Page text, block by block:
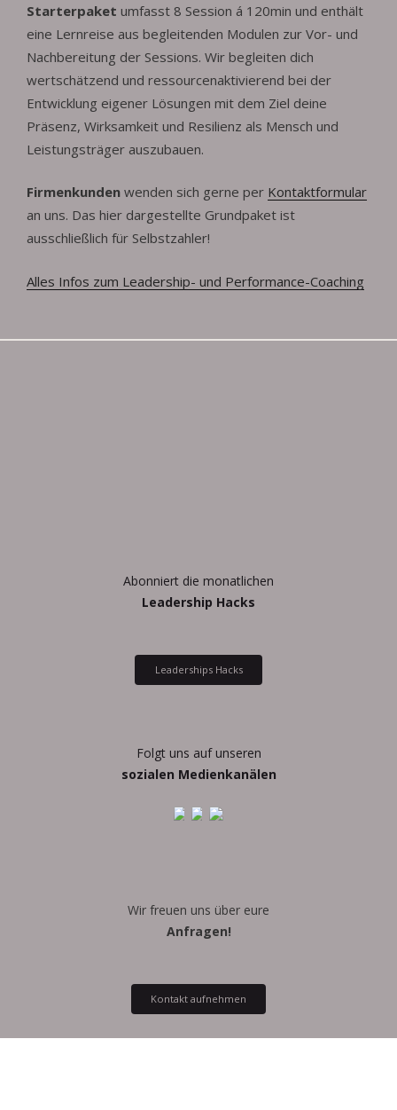
Starterpaket umfasst 8 Session á 120min und enthält
eine Lernreise aus begleitenden Modulen zur Vor- und
Nachbereitung der Sessions. Wir begleiten dich
wertschätzend und ressourcenaktivierend bei der
Entwicklung eigener Lösungen mit dem Ziel deine
Präsenz, Wirksamkeit und Resilienz als Mensch und
Leistungsträger auszubauen.
Firmenkunden wenden sich gerne per Kontaktformular
an uns. Das hier dargestellte Grundpaket ist
ausschließlich für Selbstzahler!
Alles Infos zum Leadership- und Performance-Coaching
Abonniert die monatlichen
Leadership Hacks
Leaderships Hacks
Folgt uns auf unseren
sozialen Medienkanälen
Wir freuen uns über eure
Anfragen!
Kontakt aufnehmen